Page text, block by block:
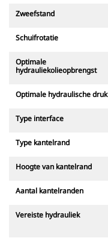
Zweefstand
Schuifrotatie
Optimale
hydrauliekolieopbrengst
Optimale hydraulische druk
Type interface
Type kantelrand
Hoogte van kantelrand
Aantal kantelranden
Vereiste hydrauliek